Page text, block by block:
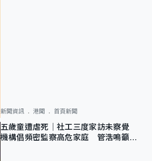
新聞資訊 港聞 首頁新聞
五歲童遭虐死｜社工三度家訪未察覺
機構倡頻密監察高危家庭 管浩鳴籲加